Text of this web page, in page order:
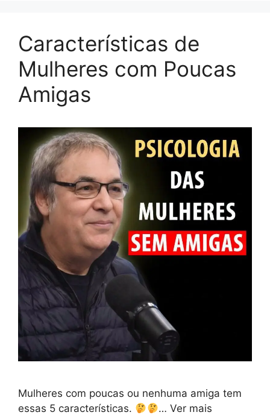
Características de
Mulheres com Poucas
Amigas
Mulheres com poucas ou nenhuma amiga tem
essas 5 características.
… Ver mais